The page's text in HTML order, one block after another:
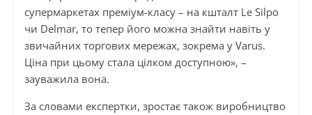
супермаркетах преміум-класу – на кшталт Le Silpo
чи Delmar, то тепер його можна знайти навіть у
звичайних торгових мережах, зокрема у Varus.
Ціна при цьому стала цілком доступною», –
зауважила вона.
За словами експертки, зростає також виробництво